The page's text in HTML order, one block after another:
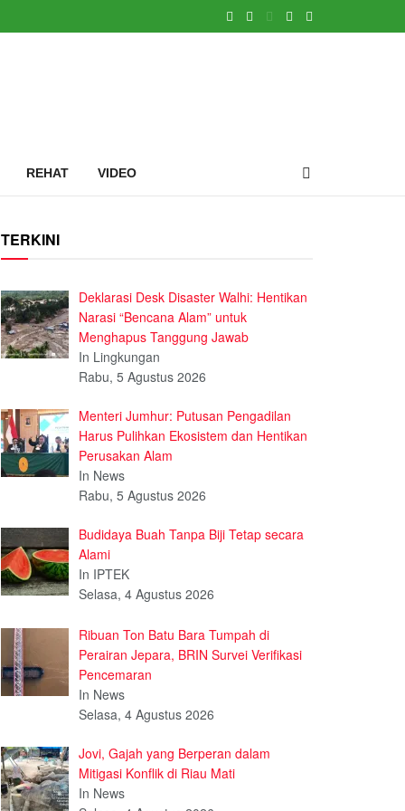
REHAT VIDEO
TERKINI
Deklarasi Desk Disaster Walhi: Hentikan
Narasi “Bencana Alam” untuk
Menghapus Tanggung Jawab
In Lingkungan
Rabu, 5 Agustus 2026
Menteri Jumhur: Putusan Pengadilan
Harus Pulihkan Ekosistem dan Hentikan
Perusakan Alam
In News
Rabu, 5 Agustus 2026
Budidaya Buah Tanpa Biji Tetap secara
Alami
In IPTEK
Selasa, 4 Agustus 2026
Ribuan Ton Batu Bara Tumpah di
Perairan Jepara, BRIN Survei Verifikasi
Pencemaran
In News
Selasa, 4 Agustus 2026
Jovi, Gajah yang Berperan dalam
Mitigasi Konflik di Riau Mati
In News